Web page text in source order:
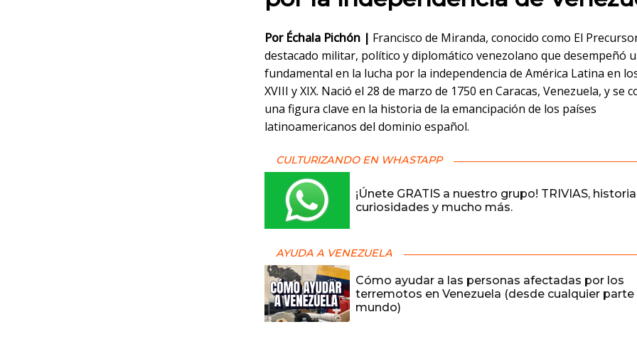
Por Échala Pichón | Francisco de Miranda, conocido como El
destacado militar, político y diplomático venezolano que desempeñó
fundamental en la lucha por la independencia de América Latina en
XVIII y XIX. Nació el 28 de marzo de 1750 en Caracas, Venezuela, y se
una figura clave en la historia de la emancipación de los países
latinoamericanos del dominio español.
CULTURIZANDO EN WHASTAPP
¡Únete GRATIS a nuestro grupo! TRIVIAS,
curiosidades y mucho más.
AYUDA A VENEZUELA
Cómo ayudar a las personas afectadas por los
terremotos en Venezuela (desde cualquier parte
mundo)